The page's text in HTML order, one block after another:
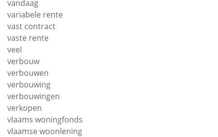
vandaag
variabele rente
vast contract
vaste rente
veel
verbouw
verbouwen
verbouwing
verbouwingen
verkopen
vlaams woningfonds
vlaamse woonlening